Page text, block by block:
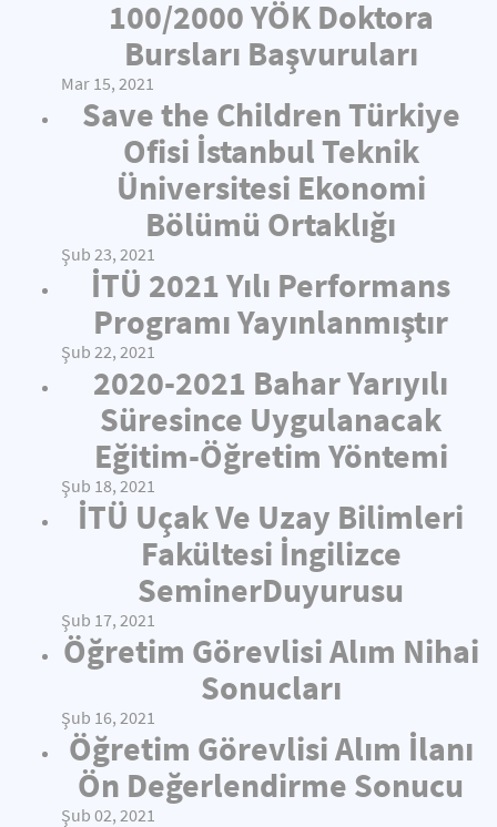
100/2000 YÖK Doktora
Bursları Başvuruları
Mar 15, 2021
Save the Children Türkiye
Ofisi İstanbul Teknik
Üniversitesi Ekonomi
Bölümü Ortaklığı
Şub 23, 2021
İTÜ 2021 Yılı Performans
Programı Yayınlanmıştır
Şub 22, 2021
2020-2021 Bahar Yarıyılı
Süresince Uygulanacak
Eğitim-Öğretim Yöntemi
Şub 18, 2021
İTÜ Uçak Ve Uzay Bilimleri
Fakültesi İngilizce
SeminerDuyurusu
Şub 17, 2021
Öğretim Görevlisi Alım Nihai
Sonucları
Şub 16, 2021
Öğretim Görevlisi Alım İlanı
Ön Değerlendirme Sonucu
Şub 02, 2021